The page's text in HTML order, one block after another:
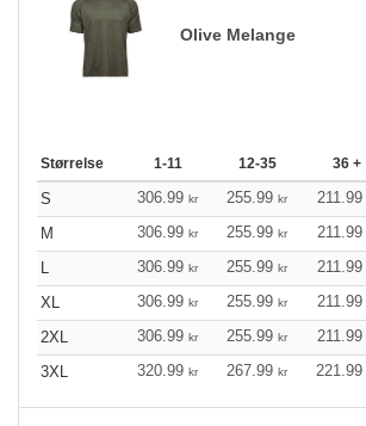
Olive Melange
Størrelse 1-11 12-35 36 +
S 306.99 kr 255.99 kr 211.99
M
306.99 kr 255.99 kr 211.99
L
306.99 kr 255.99 kr 211.99
XL
306.99 kr 255.99 kr 211.99
2XL
306.99 kr 255.99 kr 211.99
3XL
320.99 kr 267.99 kr 221.99